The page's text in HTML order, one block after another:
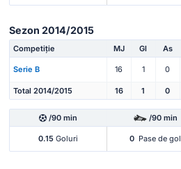
Sezon 2014/2015
Competiție MJ Gl As
Serie B 16 1 0
Total 2014/2015 16 1 0
/90 min /90 min
0.15Goluri 0 Pase de gol